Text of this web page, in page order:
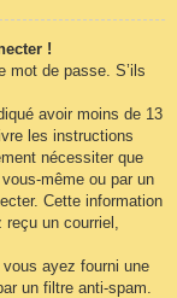
!
mot de passe. S’ils
avoir moins de 13
les instructions
nécessiter que
même ou par un
Cette information
un courriel,
ayez fourni une
un filtre anti-spam.